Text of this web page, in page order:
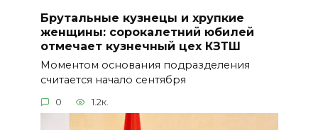
Брутальные кузнецы и хрупкие
женщины: сорокалетний юбилей
отмечает кузнечный цех КЗТШ
Моментом основания подразделения
считается начало сентября
0 1.2к.